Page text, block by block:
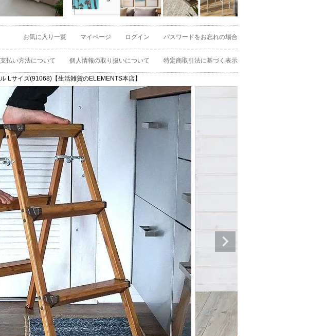
お気に入り一覧 マイページ ログイン パスワードをお忘れの場合
払い方法について 個人情報の取り扱いについて 特定商取引法に基づく表示
Lサイズ(91068)【生活雑貨のELEMENTS本店】